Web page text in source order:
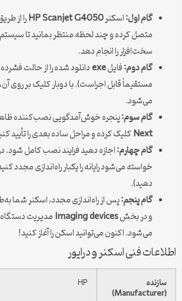
گام اول:اسکنرHP Scanjet G4050
متصل کرده و چند لحظه منتظر بمانید تا
سخت‌افزار را انجام دهد.
گام دوم:فایلexeدانلود شده را از حالت
مستقیماً قابل اجراست). با دوبار کلیک بر روی
می‌شود.
گام سوم:پنجره خوش‌آمدگویی نصب‌کننده
Nextکلیک کرده و مراحل ساده بعدی را تأیید
گام چهارم:اجازه دهید فرایند نصب کامل شود. در
خواسته می‌شود رایانه را یکبار راه‌اندازی مجدد
دهید).
گام پنجم:پس از راه‌اندازی مجدد، اسکنر شما
و در بخشImaging devices مدیریت
می‌شود. اکنون می‌توانید اسکن را آغاز کنید!
اطلاعات فنی اسکنر و درایور
سازنده
(Manufacturer)
HP